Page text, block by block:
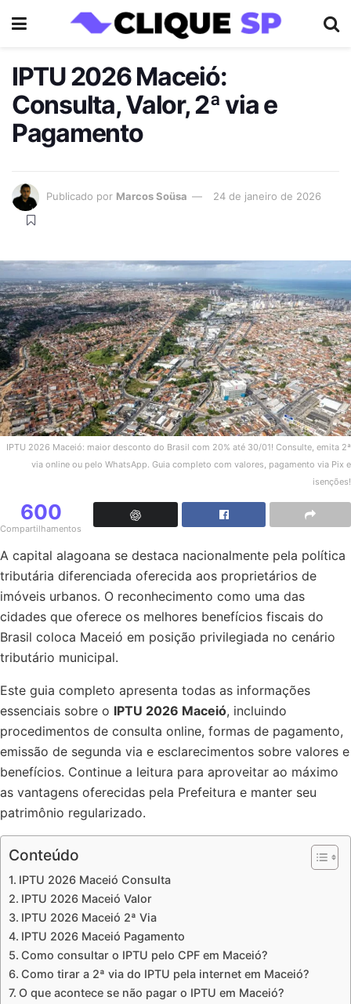
IPTU 2026 Maceió:
Consulta, Valor, 2ª via e
Pagamento
Publicado por Marcos Soüsa 24 de janeiro de 2026
IPTU 2026 Maceió: maior desconto do Brasil com 20% até 30/01! Consulte, emita 2ª
via online ou pelo WhatsApp. Guia completo com valores, pagamento via Pix e
isenções!
600
Compartilhamentos
A capital alagoana se destaca nacionalmente pela política
tributária diferenciada oferecida aos proprietários de
imóveis urbanos. O reconhecimento como uma das
cidades que oferece os melhores benefícios fiscais do
Brasil coloca Maceió em posição privilegiada no cenário
tributário municipal.
Este guia completo apresenta todas as informações
essenciais sobre o IPTU 2026 Maceió, incluindo
procedimentos de consulta online, formas de pagamento,
emissão de segunda via e esclarecimentos sobre valores e
benefícios. Continue a leitura para aproveitar ao máximo
as vantagens oferecidas pela Prefeitura e manter seu
patrimônio regularizado.
Conteúdo
IPTU 2026 Maceió Consulta
IPTU 2026 Maceió Valor
IPTU 2026 Maceió 2ª Via
IPTU 2026 Maceió Pagamento
Como consultar o IPTU pelo CPF em Maceió?
Como tirar a 2ª via do IPTU pela internet em Maceió?
O que acontece se não pagar o IPTU em Maceió?